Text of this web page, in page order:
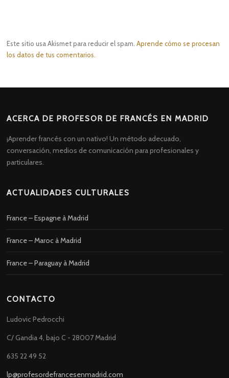
Este sitio usa Akismet para reducir el spam.Aprende cómo se procesan
los datos de tus comentarios.
ACERCA DE PROFESOR DE FRANCÉS EN MADRID
¡Aprender francés con un nativo! Un método adecuado,
conversación, medios de comunicación para profesionales y
particulares.
ACTUALIDADES CULTURALES
France – Espagne à Madrid
France – Maroc à Madrid
France – Paraguay à Madrid
CONTACTO
Ludovic Pedrocchi
C/ Gandia 4, bajo C - 28007 Madrid
635 22 49 52
lp@profesordefrancesenmadrid.com